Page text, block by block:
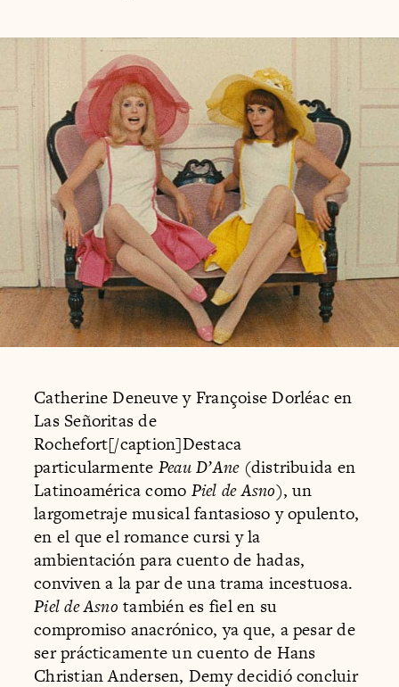
Catherine Deneuve y Françoise Dorléac en
Las Señoritas de
Rochefort[/caption]Destaca
particularmente Peau D’Ane(distribuida en
Latinoamérica como Piel de Asno), un
largometraje musical fantasioso y opulento,
en el que el romance cursi y la
ambientación para cuento de hadas,
conviven a la par de una trama incestuosa.
Piel de Asno también es fiel en su
compromiso anacrónico, ya que, a pesar de
ser prácticamente un cuento de Hans
Christian Andersen, Demy decidió concluir